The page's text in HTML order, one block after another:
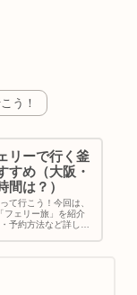
う！
リーで行く釜
すめ（大阪・
間は？）
て行こう！今回は、
フェリー旅」を紹介
予約方法など詳しく